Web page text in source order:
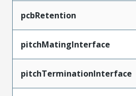
pcbRetention
pitchMatingInterface
pitchTerminationInterface